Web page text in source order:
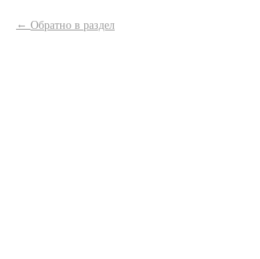
Обратно в раздел